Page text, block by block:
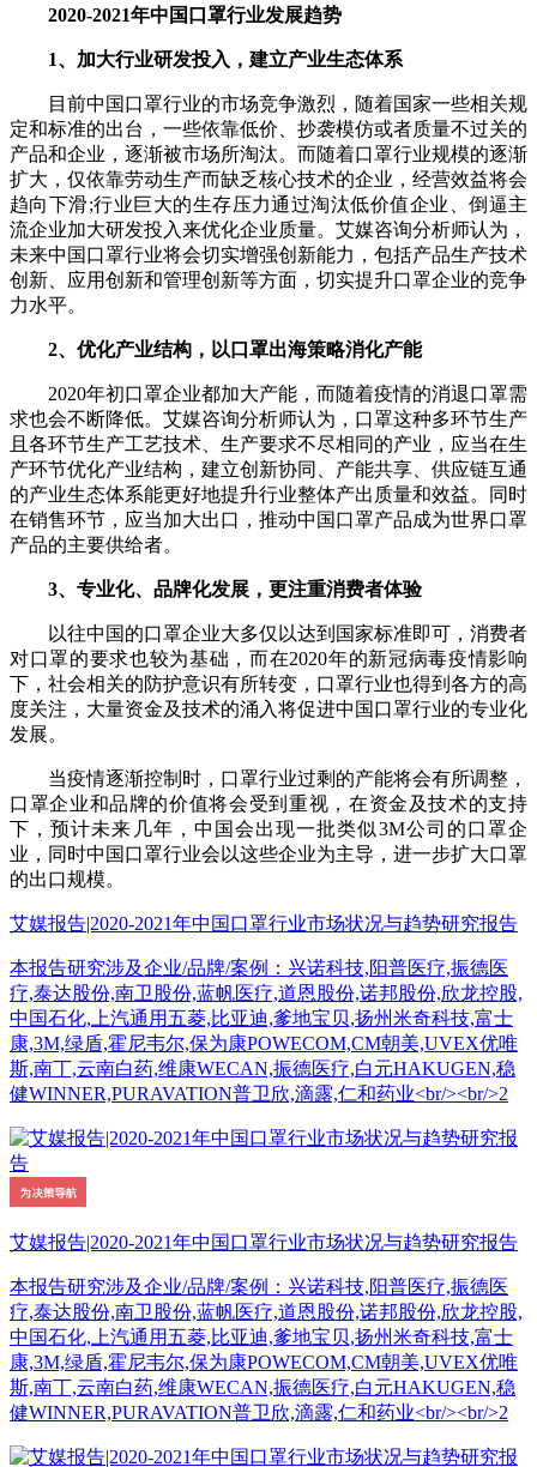
2020-2021年中国口罩行业发展趋势
1、加大行业研发投入，建立产业生态体系
目前中国口罩行业的市场竞争激烈，随着国家一些相关规
定和标准的出台，一些依靠低价、抄袭模仿或者质量不过关的
产品和企业，逐渐被市场所淘汰。而随着口罩行业规模的逐渐
扩大，仅依靠劳动生产而缺乏核心技术的企业，经营效益将会
趋向下滑;行业巨大的生存压力通过淘汰低价值企业、倒逼主
流企业加大研发投入来优化企业质量。艾媒咨询分析师认为，
未来中国口罩行业将会切实增强创新能力，包括产品生产技术
创新、应用创新和管理创新等方面，切实提升口罩企业的竞争
力水平。
2、优化产业结构，以口罩出海策略消化产能
2020年初口罩企业都加大产能，而随着疫情的消退口罩需
求也会不断降低。艾媒咨询分析师认为，口罩这种多环节生产
且各环节生产工艺技术、生产要求不尽相同的产业，应当在生
产环节优化产业结构，建立创新协同、产能共享、供应链互通
的产业生态体系能更好地提升行业整体产出质量和效益。同时
在销售环节，应当加大出口，推动中国口罩产品成为世界口罩
产品的主要供给者。
3、专业化、品牌化发展，更注重消费者体验
以往中国的口罩企业大多仅以达到国家标准即可，消费者
对口罩的要求也较为基础，而在2020年的新冠病毒疫情影响
下，社会相关的防护意识有所转变，口罩行业也得到各方的高
度关注，大量资金及技术的涌入将促进中国口罩行业的专业化
发展。
当疫情逐渐控制时，口罩行业过剩的产能将会有所调整，
口罩企业和品牌的价值将会受到重视，在资金及技术的支持
下，预计未来几年，中国会出现一批类似3M公司的口罩企
业，同时中国口罩行业会以这些企业为主导，进一步扩大口罩
的出口规模。
艾媒报告|2020-2021年中国口罩行业市场状况与趋势研究报告
本报告研究涉及企业/品牌/案例：兴诺科技,阳普医疗,振德医
疗,泰达股份,南卫股份,蓝帆医疗,道恩股份,诺邦股份,欣龙控股,
中国石化,上汽通用五菱,比亚迪,爹地宝贝,扬州米奇科技,富士
康,3M,绿盾,霍尼韦尔,保为康POWECOM,CM朝美,UVEX优唯
斯,南丁,云南白药,维康WECAN,振德医疗,白元HAKUGEN,稳
健WINNER,PURAVATION普卫欣,滴露,仁和药业<br/><br/>2
艾媒报告|2020-2021年中国口罩行业市场状况与趋势研究报告
本报告研究涉及企业/品牌/案例：兴诺科技,阳普医疗,振德医
疗,泰达股份,南卫股份,蓝帆医疗,道恩股份,诺邦股份,欣龙控股,
中国石化,上汽通用五菱,比亚迪,爹地宝贝,扬州米奇科技,富士
康,3M,绿盾,霍尼韦尔,保为康POWECOM,CM朝美,UVEX优唯
斯,南丁,云南白药,维康WECAN,振德医疗,白元HAKUGEN,稳
健WINNER,PURAVATION普卫欣,滴露,仁和药业<br/><br/>2